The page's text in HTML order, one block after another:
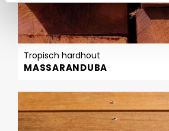
Tropisch hardhout
MASSARANDUBA